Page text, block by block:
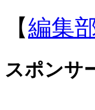
【編集
スポンサ